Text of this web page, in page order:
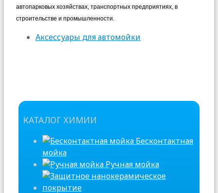
автопарковых хозяйствах, транспортных предприятиях, в
строительстве и промышленности.
Аксессуары для автомойки
КАТАЛОГ ХИМИИ
Бесконтактная
мойка
Ручная мойка